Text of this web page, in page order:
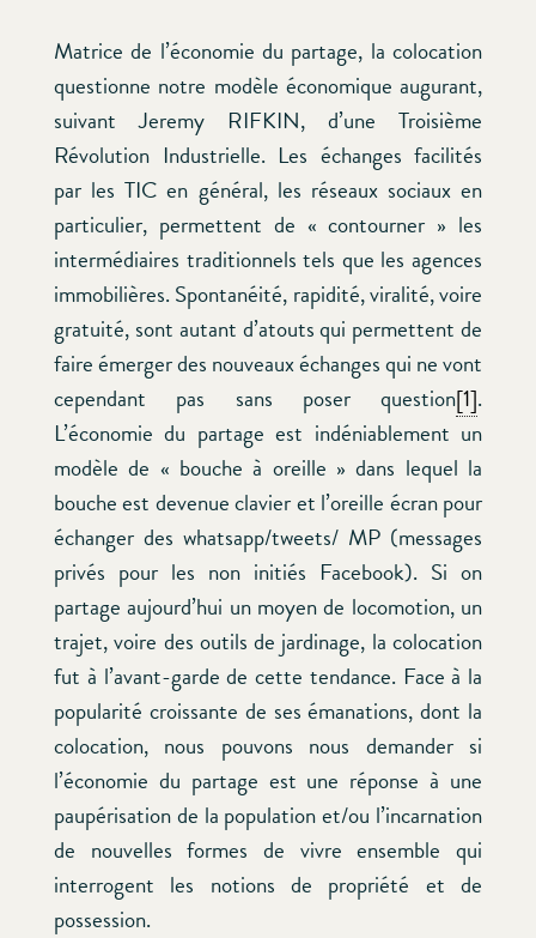
Matrice de l’économie du partage, la colocation
questionne notre modèle économique augurant,
suivant Jeremy RIFKIN, d’une Troisième
Révolution Industrielle. Les échanges facilités
par les TIC en général, les réseaux sociaux en
particulier, permettent de « contourner » les
intermédiaires traditionnels tels que les agences
immobilières. Spontanéité, rapidité, viralité, voire
gratuité, sont autant d’atouts qui permettent de
faire émerger des nouveaux échanges qui ne vont
cependant pas sans poser question[1].
L’économie du partage est indéniablement un
modèle de « bouche à oreille » dans lequel la
bouche est devenue clavier et l’oreille écran pour
échanger des whatsapp/tweets/ MP (messages
privés pour les non initiés Facebook). Si on
partage aujourd’hui un moyen de locomotion, un
trajet, voire des outils de jardinage, la colocation
fut à l’avant-garde de cette tendance. Face à la
popularité croissante de ses émanations, dont la
colocation, nous pouvons nous demander si
l’économie du partage est une réponse à une
paupérisation de la population et/ou l’incarnation
de nouvelles formes de vivre ensemble qui
interrogent les notions de propriété et de
possession.